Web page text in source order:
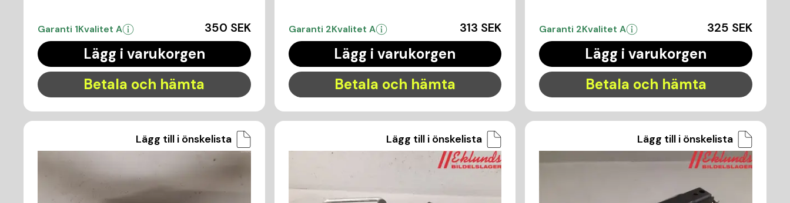
Garanti 1Kvalitet A 350 SEK
Lägg i varukorgen
Betala och hämta
Garanti 2Kvalitet A 313 SEK
Lägg i varukorgen
Betala och hämta
Garanti 2Kvalitet A 325 SEK
Lägg i varukorgen
Betala och hämta
Lägg till i önskelista Lägg till i önskelista Lägg till i önskelista